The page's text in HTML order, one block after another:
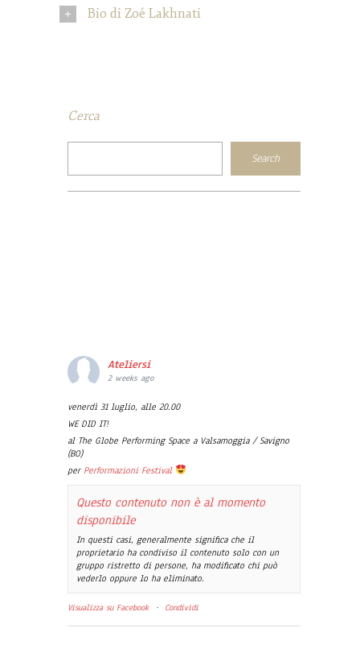
Bio di Zoé Lakhnati
Cerca
Ateliersi
2 weeks ago
venerdì 31 luglio, alle 20.00
WE DID IT!
al The Globe Performing Space a Valsamoggia / Savigno
(BO)
per Performazioni Festival
Questo contenuto non è al momento
disponibile
In questi casi, generalmente significa che il
proprietario ha condiviso il contenuto solo con un
gruppo ristretto di persone, ha modificato chi può
vederlo oppure lo ha eliminato.
Visualizza su Facebook · Condividi